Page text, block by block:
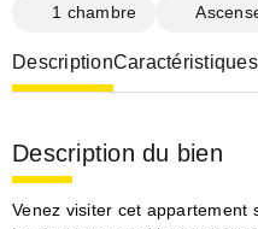
1 chambre
DescriptionCaractéristiques
Description du bien
Venez visiter cet appartement